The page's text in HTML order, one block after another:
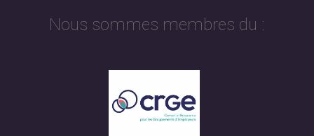
Nous sommes membres du :